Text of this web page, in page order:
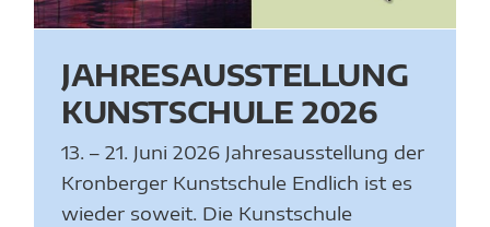
JAHRESAUSSTELLUNG
KUNSTSCHULE 2026
13. – 21. Juni 2026 Jahresausstellung der
Kronberger Kunstschule Endlich ist es
wieder soweit. Die Kunstschule